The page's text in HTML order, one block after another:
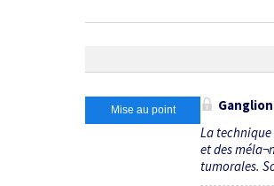
Mise au point
La
et des
tumorales.